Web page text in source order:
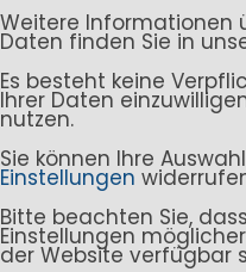
Weitere Informationen
Daten finden Sie in
Es besteht keine
Ihrer Daten
nutzen.
Sie können Ihre
Einstellungen
Bitte beachten Sie,
Einstellungen
der Website verfügbar